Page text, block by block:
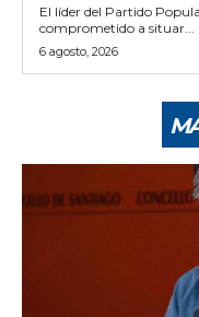
El líder del Partido
comprometido a situar...
6 agosto, 2026